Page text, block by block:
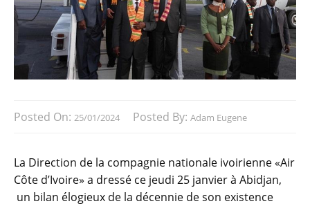
Posted On: 25/01/2024 Posted By: Adam Eugene
La Direction de la compagnie nationale ivoirienne «Air
Côte d’Ivoire» a dressé ce jeudi 25 janvier à Abidjan,
un bilan élogieux de la décennie de son existence